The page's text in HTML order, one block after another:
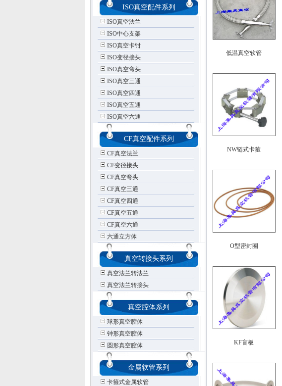
ISO真空配件系列
ISO真空法兰
ISO中心支架
ISO真空卡钳
ISO变径接头
ISO真空弯头
ISO真空三通
ISO真空四通
ISO真空五通
ISO真空六通
CF真空配件系列
CF真空法兰
CF变径接头
CF真空弯头
CF真空三通
CF真空四通
CF真空五通
CF真空六通
六通立方体
真空转接头系列
真空法兰转法兰
真空法兰转接头
真空腔体系列
球形真空腔体
钟形真空腔体
圆形真空腔体
金属软管系列
卡箍式金属软管
低温真空软管
NW链式卡箍
O型密封圈
KF盲板